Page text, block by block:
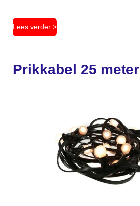
Lees verder >
Prikkabel 25 meter